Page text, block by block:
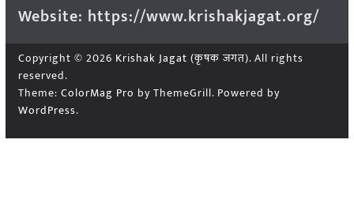
Website: https://www.krishakjagat.org/
Copyright © 2026 Krishak Jagat (कृषक जगत). All rights
reserved.
Theme: ColorMag Pro by ThemeGrill. Powered by
WordPress.